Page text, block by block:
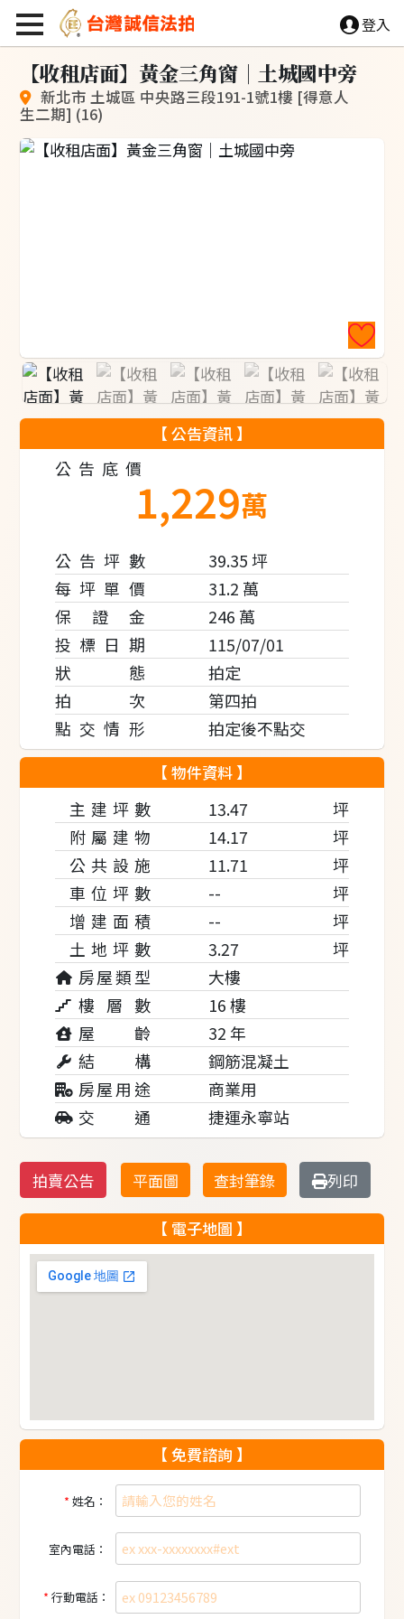
登入
【收租店面】 黃金三角窗 ｜ 土城國中旁
新北市 土城區 中央路三段191-1號1樓 [得意人
生二期] (16)
拍賣公告 平面圖 查封筆錄 列印
【 電子地圖 】
【 免費諮詢 】
姓名：
室內電話：
行動電話：
【 公告資訊 】
公告底價
1,229萬
公告坪數 39.35坪
每坪單價
31.2 萬
保 證 金
246 萬
投標日期
115/07/01
狀 態
拍定
拍 次
第四拍
點交情形
拍定後不點交
【 物件資料 】
主建坪數 13.47
坪
附屬建物
14.17
坪
公共設施
11.71
坪
車位坪數
--
坪
增建面積
--
坪
土地坪數
3.27
坪
房屋類型
大樓
樓 層 數
16 樓
屋 齡
32 年
結 構
鋼筋混凝土
房屋用途
商業用
交 通
捷運永寧站